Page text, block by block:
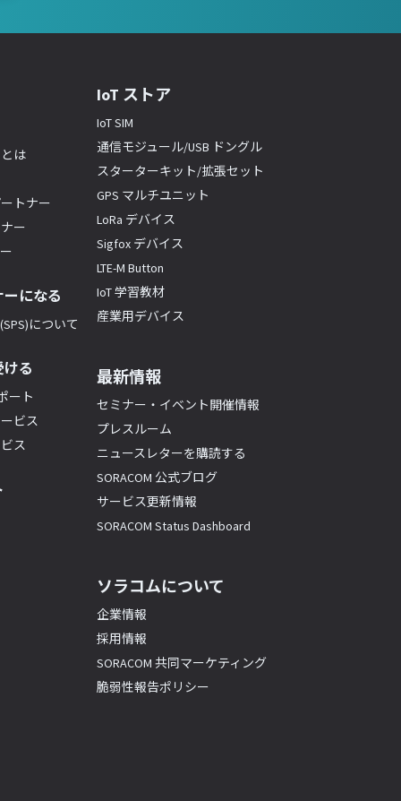
は
トナー
ー
になる
について
る
ート
ビス
ス
IoT ストア
IoT SIM
通信モジュール/USB ドングル
スターターキット/拡張セット
GPS マルチユニット
LoRa デバイス
Sigfox デバイス
LTE-M Button
IoT 学習教材
産業用デバイス
最新情報
セミナー・イベント開催情報
プレスルーム
ニュースレターを購読する
SORACOM 公式ブログ
サービス更新情報
SORACOM Status Dashboard
ソラコムについて
企業情報
採用情報
SORACOM 共同マーケティング
脆弱性報告ポリシー